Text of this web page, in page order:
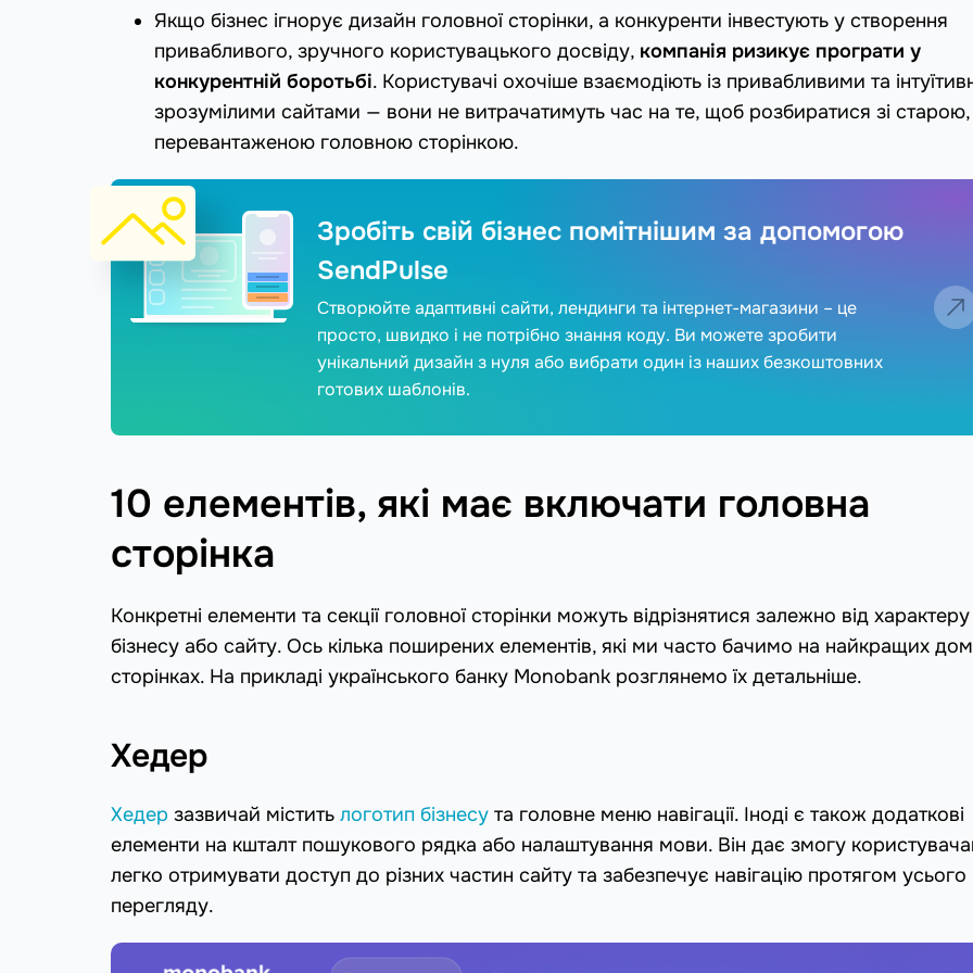
Якщо бізнес ігнорує дизайн головної сторінки, а конкуренти інвестують у створення
привабливого, зручного користувацького досвіду, компанія ризикує програти у
конкурентній боротьбі. Користувачі охочіше взаємодіють із привабливими та
зрозумілими сайтами — вони не витрачатимуть час на те, щоб розбиратися зі старою,
перевантаженою головною сторінкою.
Зробіть свій бізнес помітнішим за допомогою
SendPulse
Створюйте адаптивні сайти, лендинги та інтернет-магазини – це
просто, швидко і не потрібно знання коду. Ви можете зробити
унікальний дизайн з нуля або вибрати один із наших безкоштовних
готових шаблонів.
10 елементів, які має включати головна
сторінка
Конкретні елементи та секції головної сторінки можуть відрізнятися залежно від характеру
бізнесу або сайту. Ось кілька поширених елементів, які ми часто бачимо на найкращих
сторінках. На прикладі українського банку Monobank розглянемо їх детальніше.
Хедер
Хедер зазвичай містить логотип бізнесу та головне меню навігації. Іноді є також додаткові
елементи на кшталт пошукового рядка або налаштування мови. Він дає змогу
легко отримувати доступ до різних частин сайту та забезпечує навігацію протягом усього
перегляду.